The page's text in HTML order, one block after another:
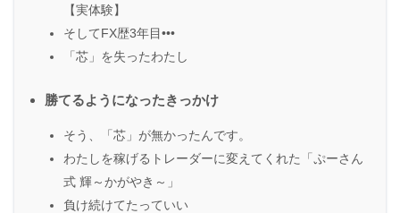
【実体験】
そしてFX歴3年目•••
「芯」を失ったわたし
勝てるようになったきっかけ
そう、「芯」が無かったんです。
わたしを稼げるトレーダーに変えてくれた「ぷーさん
式 輝～かがやき～」
負け続けてたっていい